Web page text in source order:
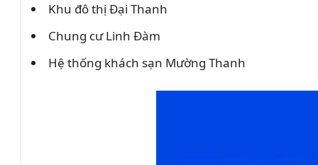
Khu đô thị Đại Thanh
Chung cư Linh Đàm
Hệ thống khách sạn Mường Thanh